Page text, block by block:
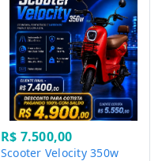
R$ 7.500,00
Scooter Velocity 350w